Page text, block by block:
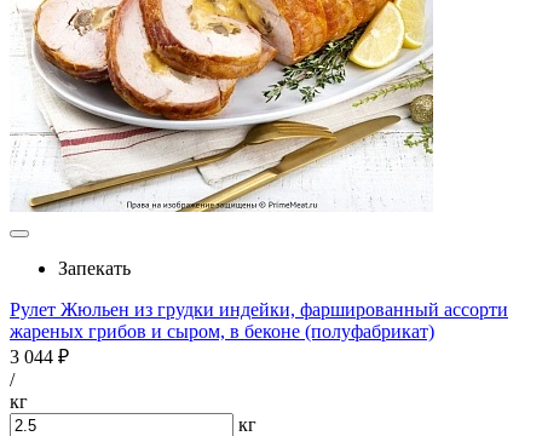
Запекать
Рулет Жюльен из грудки индейки, фаршированный ассорти
жареных грибов и сыром, в беконе (полуфабрикат)
3 044 ₽
/
кг
кг